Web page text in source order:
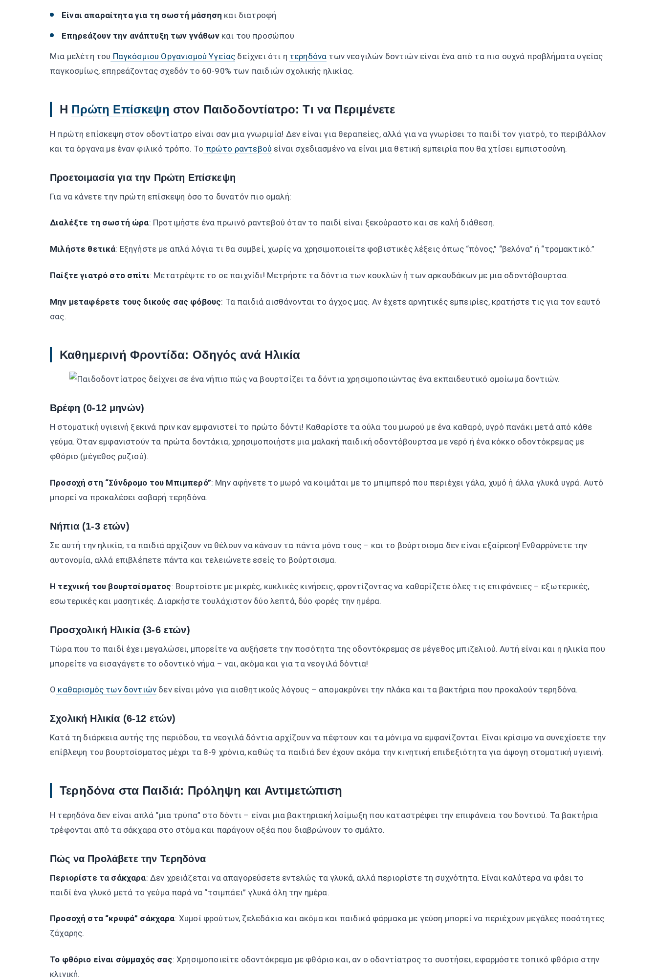
Είναι απαραίτητα για τη σωστή μάσηση και διατροφή
Επηρεάζουν την ανάπτυξη των γνάθωνκαι του προσώπου
Μια μελέτη του Παγκόσμιου Οργανισμού Υγείας δείχνει ότι η τερηδόνα των νεογιλών δοντιών είναι ένα από τα πιο συχνά προβλήματα υγείας
παγκοσμίως, επηρεάζοντας σχεδόν το 60-90% των παιδιών σχολικής ηλικίας.
Η Πρώτη Επίσκεψη στον Παιδοδοντίατρο: Τι να Περιμένετε
Η πρώτη επίσκεψη στον οδοντίατρο είναι σαν μια γνωριμία! Δεν είναι για θεραπείες, αλλά για να γνωρίσει το παιδί τον γιατρό, το περιβάλλον
και τα όργανα με έναν φιλικό τρόπο. Το πρώτο ραντεβού είναι σχεδιασμένο να είναι μια θετική εμπειρία που θα χτίσει εμπιστοσύνη.
Προετοιμασία για την Πρώτη Επίσκεψη
Για να κάνετε την πρώτη επίσκεψη όσο το δυνατόν πιο ομαλή:
Διαλέξτε τη σωστή ώρα: Προτιμήστε ένα πρωινό ραντεβού όταν το παιδί είναι ξεκούραστο και σε καλή διάθεση.
Μιλήστε θετικά: Εξηγήστε με απλά λόγια τι θα συμβεί, χωρίς να χρησιμοποιείτε φοβιστικές λέξεις όπως “πόνος,” “βελόνα” ή “τρομακτικό.”
Παίξτε γιατρό στο σπίτι: Μετατρέψτε το σε παιχνίδι! Μετρήστε τα δόντια των κουκλών ή των αρκουδάκων με μια οδοντόβουρτσα.
Μην μεταφέρετε τους δικούς σας φόβους: Τα παιδιά αισθάνονται το άγχος μας. Αν έχετε αρνητικές εμπειρίες, κρατήστε τις για τον εαυτό
σας.
Καθημερινή Φροντίδα: Οδηγός ανά Ηλικία
Βρέφη (0-12 μηνών)
Η στοματική υγιεινή ξεκινά πριν καν εμφανιστεί το πρώτο δόντι! Καθαρίστε τα ούλα του μωρού με ένα καθαρό, υγρό πανάκι μετά από κάθε
γεύμα. Όταν εμφανιστούν τα πρώτα δοντάκια, χρησιμοποιήστε μια μαλακή παιδική οδοντόβουρτσα με νερό ή ένα κόκκο οδοντόκρεμας με
φθόριο (μέγεθος ρυζιού).
Προσοχή στη “Σύνδρομο του Μπιμπερό”: Μην αφήνετε το μωρό να κοιμάται με το μπιμπερό που περιέχει γάλα, χυμό ή άλλα γλυκά υγρά. Αυτό
μπορεί να προκαλέσει σοβαρή τερηδόνα.
Νήπια (1-3 ετών)
Σε αυτή την ηλικία, τα παιδιά αρχίζουν να θέλουν να κάνουν τα πάντα μόνα τους – και το βούρτσισμα δεν είναι εξαίρεση! Ενθαρρύνετε την
αυτονομία, αλλά επιβλέπετε πάντα και τελειώνετε εσείς το βούρτσισμα.
Η τεχνική του βουρτσίσματος: Βουρτσίστε με μικρές, κυκλικές κινήσεις, φροντίζοντας να καθαρίζετε όλες τις επιφάνειες – εξωτερικές,
εσωτερικές και μασητικές. Διαρκήστε τουλάχιστον δύο λεπτά, δύο φορές την ημέρα.
Προσχολική Ηλικία (3-6 ετών)
Τώρα που το παιδί έχει μεγαλώσει, μπορείτε να αυξήσετε την ποσότητα της οδοντόκρεμας σε μέγεθος μπιζελιού. Αυτή είναι και η ηλικία που
μπορείτε να εισαγάγετε το οδοντικό νήμα – ναι, ακόμα και για τα νεογιλά δόντια!
Ο καθαρισμός των δοντιών δεν είναι μόνο για αισθητικούς λόγους – απομακρύνει την πλάκα και τα βακτήρια που προκαλούν τερηδόνα.
Σχολική Ηλικία (6-12 ετών)
Κατά τη διάρκεια αυτής της περιόδου, τα νεογιλά δόντια αρχίζουν να πέφτουν και τα μόνιμα να εμφανίζονται. Είναι κρίσιμο να συνεχίσετε την
επίβλεψη του βουρτσίσματος μέχρι τα 8-9 χρόνια, καθώς τα παιδιά δεν έχουν ακόμα την κινητική επιδεξιότητα για άψογη στοματική υγιεινή.
Τερηδόνα στα Παιδιά: Πρόληψη και Αντιμετώπιση
Η τερηδόνα δεν είναι απλά “μια τρύπα” στο δόντι – είναι μια βακτηριακή λοίμωξη που καταστρέφει την επιφάνεια του δοντιού. Τα βακτήρια
τρέφονται από τα σάκχαρα στο στόμα και παράγουν οξέα που διαβρώνουν το σμάλτο.
Πώς να Προλάβετε την Τερηδόνα
Περιορίστε τα σάκχαρα: Δεν χρειάζεται να απαγορεύσετε εντελώς τα γλυκά, αλλά περιορίστε τη συχνότητα. Είναι καλύτερα να φάει το
παιδί ένα γλυκό μετά το γεύμα παρά να “τσιμπάει” γλυκά όλη την ημέρα.
Προσοχή στα “κρυφά” σάκχαρα: Χυμοί φρούτων, ζελεδάκια και ακόμα και παιδικά φάρμακα με γεύση μπορεί να περιέχουν μεγάλες ποσότητες
ζάχαρης.
Το φθόριο είναι σύμμαχός σας: Χρησιμοποιείτε οδοντόκρεμα με φθόριο και, αν ο οδοντίατρος το συστήσει, εφαρμόστε τοπικό φθόριο στην
κλινική.